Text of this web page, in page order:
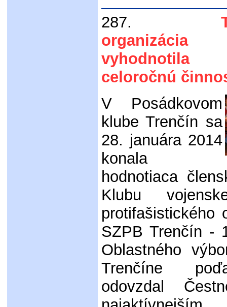
287.
celoročnú
V Posádkovom
klube Trenčín sa
28. januára 2014
konala
hodnotiaca
Klubu
protifašistického
SZPB Trenčín -
Oblastného
Trenčíne
odovzdal